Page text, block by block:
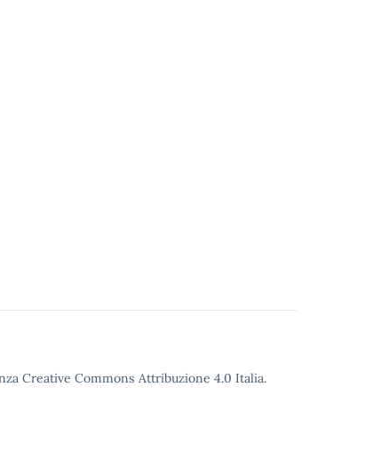
Creative Commons Attribuzione 4.0 Italia.